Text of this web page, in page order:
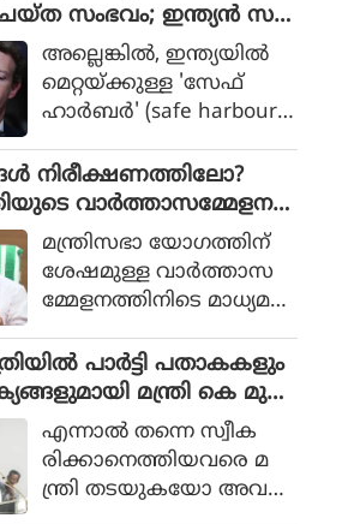
ഒരു 'എയര്‍പോര്‍ട്ട്
സ്‌ക്വാഡ്' രൂപീകരിച്ച
തായി കോര്‍പ്പറേഷന്‍
സെക്രട്ടറി അറിയിച്ചു. മ
നുഷ്യാവകാശ കമ്മീഷന്‍
അംഗം ജസ്റ്റിസ് അല
ക്‌സാണ്ടര്‍ തോമസിന്റെ
ഇടപെടലിനെത്തുട
ര്‍ന്നാണ് കോര്‍പ്പറേഷന്‍ 2
4 മണിക്കൂറും പ്രവ
ര്‍ത്തിക്കുന്ന പ്രത്യേക
സംഭവം; ഇന്ത്യന്‍ സ
മാപ്പ് പറഞ്ഞ് മെറ്റാ
സക്കര്‍ബര്‍ഗ്
അല്ലെങ്കില്‍, ഇന്ത്യയില്‍
മെറ്റയ്ക്കുള്ള 'സേഫ്
ഹാര്‍ബര്‍' (safe harbour)
ശുപാര്‍ശ ചെയ്യുമെന്ന് സ
മിതി മുന്നറിയിപ്പ് നല്‍കി.
നിരീക്ഷണത്തിലോ?
വാര്‍ത്താസമ്മേളന
ക്യാമറ വച്ചത് വിവാദ
മന്ത്രിസഭാ യോഗത്തിന്
ശേഷമുള്ള വാര്‍ത്താസ
മ്മേളനത്തിനിടെ മാധ്യമപ്ര
നി
രീക്ഷിക്കാനെന്നാരോപിച്ച്
മീഡിയാ റൂമിനുള്ളില്‍
ക്യാമറ സ്ഥാപിച്ച
തിനെത്തുടര്‍ന്ന് വിവാദ
മുണ്ടായി.
പാര്‍ട്ടി പതാകകളും
മന്ത്രി കെ മുര
പിന്നാലെ
എന്നാല്‍ തന്നെ സ്വീക
രിക്കാനെത്തിയവരെ മ
ന്ത്രി തടയുകയോ അവ